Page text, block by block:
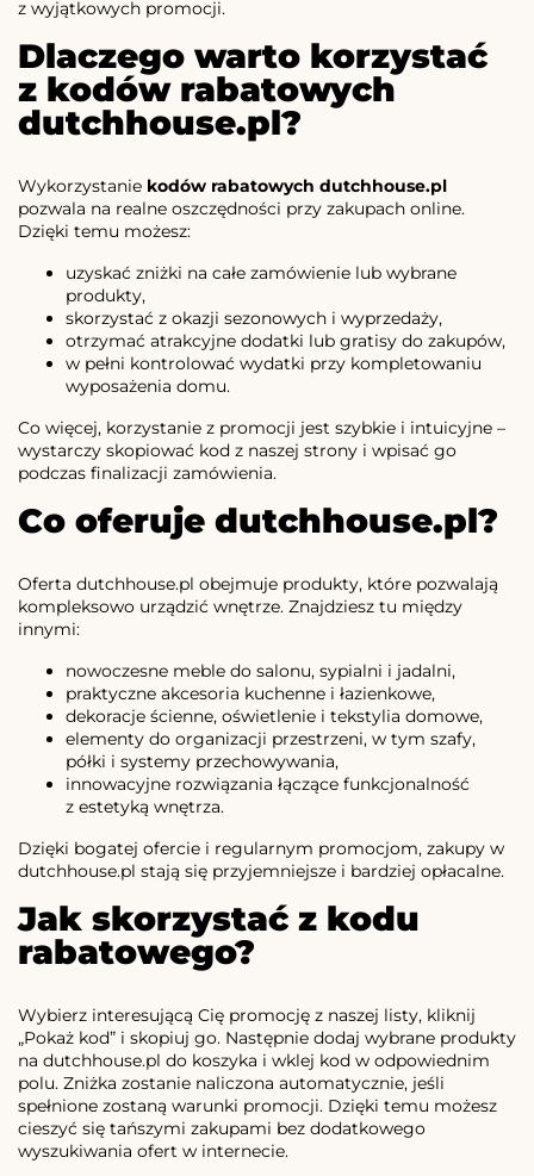
z wyjątkowych promocji.
Dlaczego warto korzystać
z kodów rabatowych
dutchhouse.pl?
Wykorzystanie kodów rabatowych dutchhouse.pl
pozwala na realne oszczędności przy zakupach online.
Dzięki temu możesz:
uzyskać zniżki na całe zamówienie lub wybrane
produkty,
skorzystać z okazji sezonowych i wyprzedaży,
otrzymać atrakcyjne dodatki lub gratisy do zakupów,
w pełni kontrolować wydatki przy kompletowaniu
wyposażenia domu.
Co więcej, korzystanie z promocji jest szybkie i intuicyjne –
wystarczy skopiować kod z naszej strony i wpisać go
podczas finalizacji zamówienia.
Co oferuje dutchhouse.pl?
Oferta dutchhouse.pl obejmuje produkty, które pozwalają
kompleksowo urządzić wnętrze. Znajdziesz tu między
innymi:
nowoczesne meble do salonu, sypialni i jadalni,
praktyczne akcesoria kuchenne i łazienkowe,
dekoracje ścienne, oświetlenie i tekstylia domowe,
elementy do organizacji przestrzeni, w tym szafy,
półki i systemy przechowywania,
innowacyjne rozwiązania łączące funkcjonalność
z estetyką wnętrza.
Dzięki bogatej ofercie i regularnym promocjom, zakupy w
dutchhouse.pl stają się przyjemniejsze i bardziej opłacalne.
Jak skorzystać z kodu
rabatowego?
Wybierz interesującą Cię promocję z naszej listy, kliknij
„Pokaż kod” i skopiuj go. Następnie dodaj wybrane produkty
na dutchhouse.pl do koszyka i wklej kod w odpowiednim
polu. Zniżka zostanie naliczona automatycznie, jeśli
spełnione zostaną warunki promocji. Dzięki temu możesz
cieszyć się tańszymi zakupami bez dodatkowego
wyszukiwania ofert w internecie.